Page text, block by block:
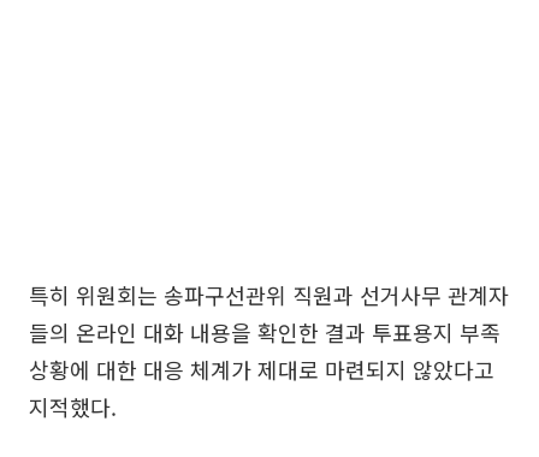
특히 위원회는 송파구선관위 직원과 선거사무 관계자
들의 온라인 대화 내용을 확인한 결과 투표용지 부족
상황에 대한 대응 체계가 제대로 마련되지 않았다고
지적했다.